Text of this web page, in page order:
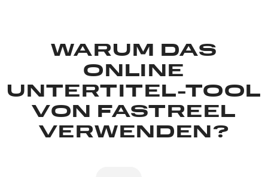
WARUM DAS
ONLINE
UNTERTITEL-TOOL
VON FASTREEL
VERWENDEN?